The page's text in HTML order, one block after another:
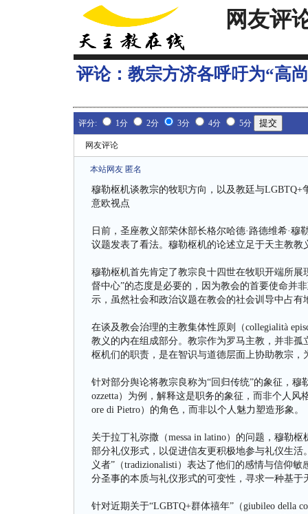
网友评
评论： 教宗方济各呼吁为“高
评分: 1分 2分 3分 4分 5分
网友评论
本站网友 匿名
穆勒枢机谈教宗的牧职方向，以及教廷与
意欧视点
日前，圣座教义部荣休部长格尔哈德·路德维希·
议题发表了看法。穆勒枢机的论述立足于天主教
穆勒枢机首先肯定了教宗良十四世在牧职开端所展
督中心”的态度是必要的，因为教会的首要使命并
示，虽然社会和政治议题在教会的社会训导中占
在谈及教会治理的主教集体性原则（collegialità
教义的内在组成部分。教宗作为罗马主教，并非孤
枢机们的职责，是在智识与道德层面上协助教宗，
针对部分舆论将教宗良称为“回归传统”的象征，
ozzetta）为例，解释这是职务的象征，而非个人风
ore di Pietro）的角色，而非以个人魅力塑造形象。
关于拉丁礼弥撒（messa in latino）的问题，穆勒
部分礼仪形式，以促进信友更积极地参与礼仪生
义者”（tradizionalisti）表达了他们的感情与信仰
分圣事的本质与礼仪形式的可变性，寻求一种基
针对近期关于“LGBTQ+群体禧年”（giubileo della